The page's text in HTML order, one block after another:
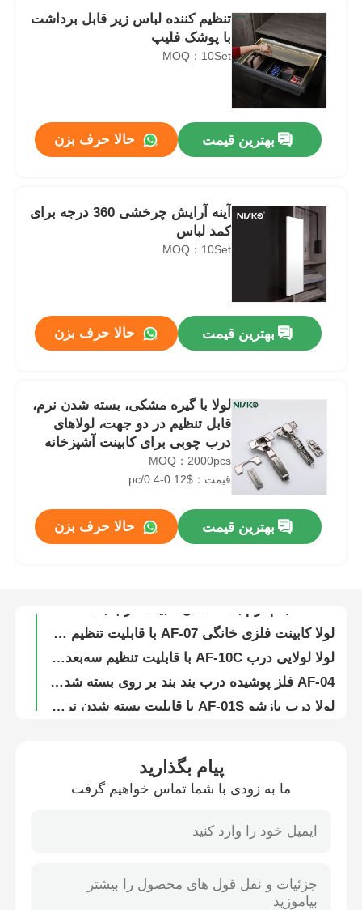
خانه
محصولات
دربارهی ما
کنترل کیفیت
تماس با ما
همه موارد
لولای درب کابینت
تنظیم کننده لباس زیر قابل برداشت
با پوشک فلیپ
MOQ：10Set
بهترین قیمت حالا حرف بزن
آینه آرایش چرخشی 360 درجه برای
کمد لباس
MOQ：10Set
بهترین قیمت حالا حرف بزن
لولا با گیره مشکی، بسته شدن نرم،
قابل تنظیم در دو جهت، لولاهای
درب چوبی برای کابینت آشپزخانه
MOQ：2000pcs
قیمت：$0.12-0.4/pc
بهترین قیمت حالا حرف بزن
AF-13 Clip On Soft Close Cabinet Door Hinge 110° برای کابینت 35 میلی متری
A04BD کلیپ سه بعدی روی درب کابینت ، گیره درب کابینت ، بسته شدن نرم 110 درجه
پیام بگذارید
ما به زودی با شما تماس خواهیم گرفت